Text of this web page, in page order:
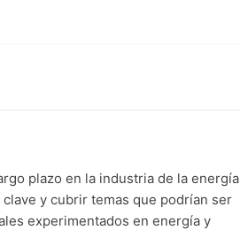
plazo en la industria de la energía
y cubrir temas que podrían ser
experimentados en energía y